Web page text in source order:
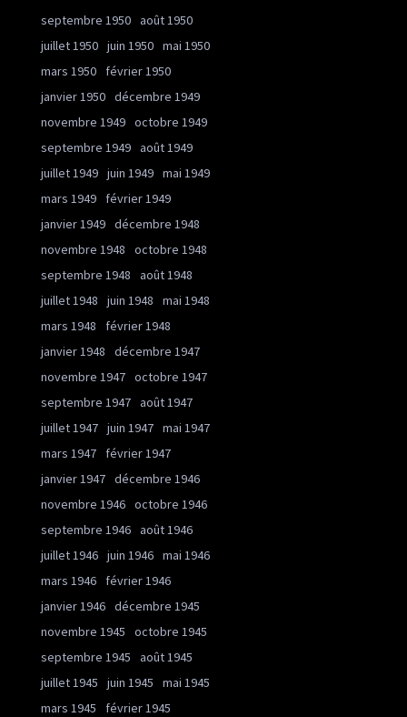
septembre 1950 août 1950
juillet 1950 juin 1950 mai 1950
mars 1950
février 1950
janvier 1950 décembre 1949
novembre 1949 octobre 1949
septembre 1949 août 1949
juillet 1949 juin 1949 mai 1949
mars 1949
février 1949
janvier 1949 décembre 1948
novembre 1948
octobre 1948
septembre 1948
août 1948
juillet 1948
juin 1948
mai 1948
mars 1948
février 1948
janvier 1948
décembre 1947
novembre 1947 octobre 1947
septembre 1947 août 1947
juillet 1947 juin 1947 mai 1947
mars 1947
février 1947
janvier 1947 décembre 1946
novembre 1946 octobre 1946
septembre 1946 août 1946
juillet 1946 juin 1946 mai 1946
mars 1946
février 1946
janvier 1946 décembre 1945
novembre 1945
octobre 1945
septembre 1945
août 1945
juillet 1945
juin 1945
mai 1945
mars 1945
février 1945